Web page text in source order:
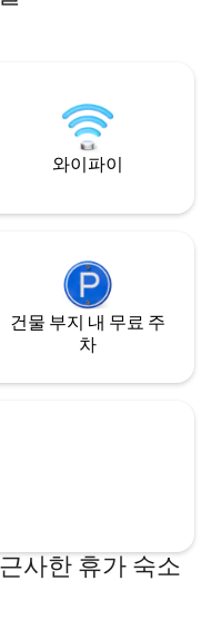
전체
라 시에라의 작품
와이파이
건물 부지 내 무료 주
차
사한 휴가 숙소